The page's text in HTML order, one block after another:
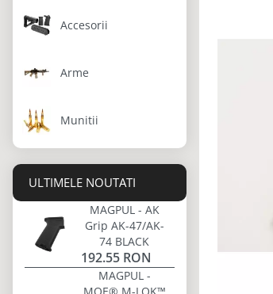
Accesorii
Arme
Munitii
ULTIMELE NOUTATI
MAGPUL - AK
Grip AK-47/AK-
74 BLACK
192.55 RON
MAGPUL -